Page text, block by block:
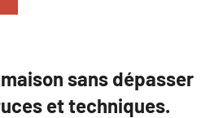
sans dépasser
et techniques.